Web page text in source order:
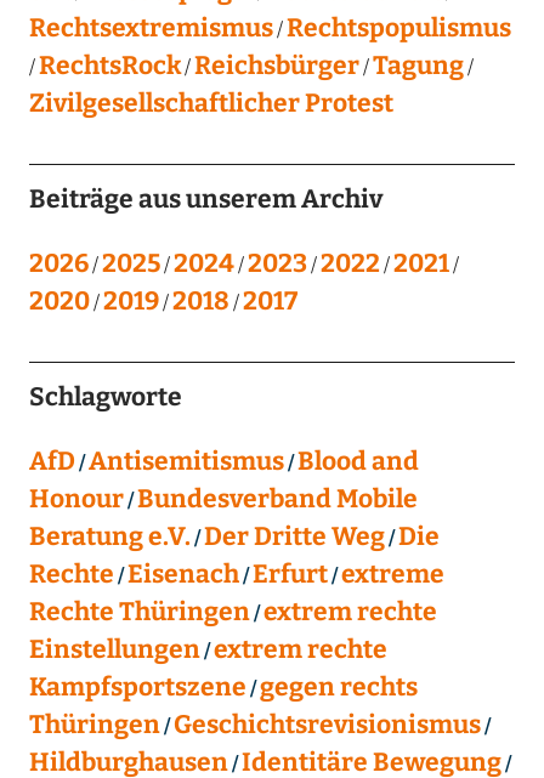
Rechtsextremismus Rechtspopulismus
RechtsRock Reichsbürger Tagung
Zivilgesellschaftlicher Protest
Beiträge aus unserem Archiv
2026 2025 2024 2023 2022 2021
2020 2019 2018 2017
Schlagworte
AfD Antisemitismus Blood and
Honour Bundesverband Mobile
Beratung e.V. Der Dritte Weg Die
Rechte Eisenach Erfurt extreme
Rechte Thüringen extrem rechte
Einstellungen extrem rechte
Kampfsportszene gegen rechts
Thüringen Geschichtsrevisionismus
Hildburghausen Identitäre Bewegung